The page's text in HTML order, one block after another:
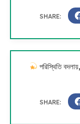
পরিস্থিতি